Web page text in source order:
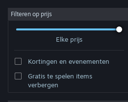
Inloggen
Community
Over
Filteren op prijs
Elke prijs
Kortingen en evenementen
Gratis te spelen items
verbergen
Ontwikkelaar: Peer Draeger